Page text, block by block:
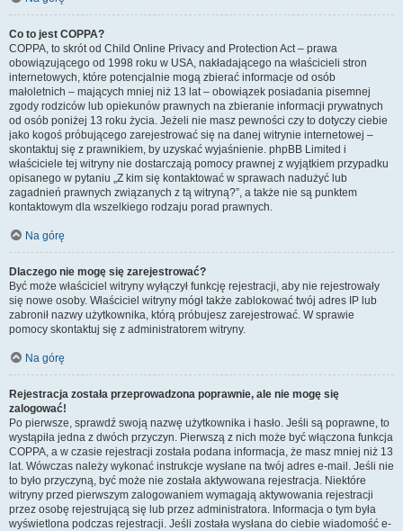
Co to jest COPPA?
COPPA, to skrót od Child Online Privacy and Protection Act – prawa
obowiązującego od 1998 roku w USA, nakładającego na właścicieli stron
internetowych, które potencjalnie mogą zbierać informacje od osób
małoletnich – mających mniej niż 13 lat – obowiązek posiadania pisemnej
zgody rodziców lub opiekunów prawnych na zbieranie informacji prywatnych
od osób poniżej 13 roku życia. Jeżeli nie masz pewności czy to dotyczy ciebie
jako kogoś próbującego zarejestrować się na danej witrynie internetowej –
skontaktuj się z prawnikiem, by uzyskać wyjaśnienie. phpBB Limited i
właściciele tej witryny nie dostarczają pomocy prawnej z wyjątkiem przypadku
opisanego w pytaniu „Z kim się kontaktować w sprawach nadużyć lub
zagadnień prawnych związanych z tą witryną?”, a także nie są punktem
kontaktowym dla wszelkiego rodzaju porad prawnych.
Na górę
Dlaczego nie mogę się zarejestrować?
Być może właściciel witryny wyłączył funkcję rejestracji, aby nie rejestrowały
się nowe osoby. Właściciel witryny mógł także zablokować twój adres IP lub
zabronił nazwy użytkownika, którą próbujesz zarejestrować. W sprawie
pomocy skontaktuj się z administratorem witryny.
Na górę
Rejestracja została przeprowadzona poprawnie, ale nie mogę się
zalogować!
Po pierwsze, sprawdź swoją nazwę użytkownika i hasło. Jeśli są poprawne, to
wystąpiła jedna z dwóch przyczyn. Pierwszą z nich może być włączona funkcja
COPPA, a w czasie rejestracji została podana informacja, że masz mniej niż 13
lat. Wówczas należy wykonać instrukcje wysłane na twój adres e-mail. Jeśli nie
to było przyczyną, być może nie została aktywowana rejestracja. Niektóre
witryny przed pierwszym zalogowaniem wymagają aktywowania rejestracji
przez osobę rejestrującą się lub przez administratora. Informacja o tym była
wyświetlona podczas rejestracji. Jeśli została wysłana do ciebie wiadomość e-